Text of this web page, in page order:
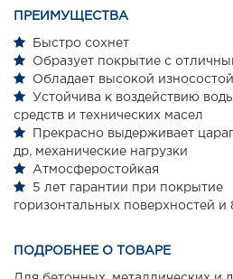
ПРЕИМУЩЕСТВА
Быстро сохнет
Образует покрытие с
Обладает высокой
Устойчива к воздействию
средств и технических масел
Прекрасно выдерживает
др. механические нагрузки
Атмосферостойкая
5 лет гарантии при покрытие
горизонтальных поверхностей и
ПОДРОБНЕЕ О ТОВАРЕ